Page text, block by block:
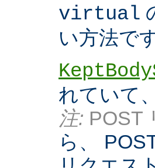
virtual
い方法です
れていて
注: POST
ら、